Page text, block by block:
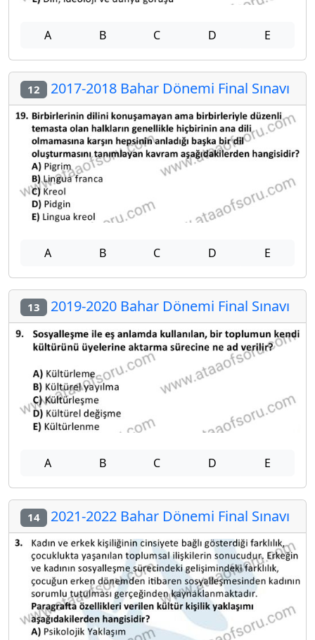
A B C D E
12 2017-2018 Bahar Dönemi Final Sınavı
A B C D E
13 2019-2020 Bahar Dönemi Final Sınavı
A B C D E
14 2021-2022 Bahar Dönemi Final Sınavı